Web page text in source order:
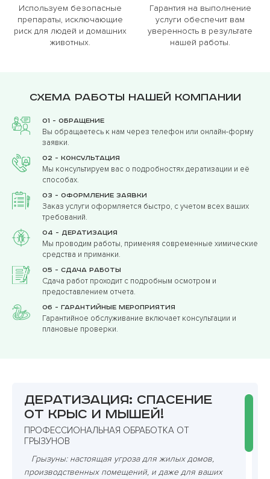
Используем безопасные
препараты, исключающие
риск для людей и домашних
животных.
Гарантия на выполнение
услуги обеспечит вам
уверенность в результате
нашей работы.
Схема работы нашей компании
01 - Обращение
Вы обращаетесь к нам через телефон или онлайн-форму
заявки.
02 - Консультация
Мы консультируем вас о подробностях дератизации и её
способах.
03 - Оформление заявки
Заказ услуги оформляется быстро, с учетом всех ваших
требований.
04 - Дератизация
Мы проводим работы, применяя современные химические
средства и приманки.
05 - Сдача работы
Сдача работ проходит с подробным осмотром и
предоставлением отчета.
06 - Гарантийные мероприятия
Гарантийное обслуживание включает консультации и
плановые проверки.
Дератизация: спасение
от крыс и мышей!
ПРОФЕССИОНАЛЬНАЯ ОБРАБОТКА ОТ
ГРЫЗУНОВ
Грызуны: настоящая угроза для жилых домов,
производственных помещений, и даже для ваших